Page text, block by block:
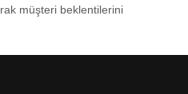
müşteri beklentilerini